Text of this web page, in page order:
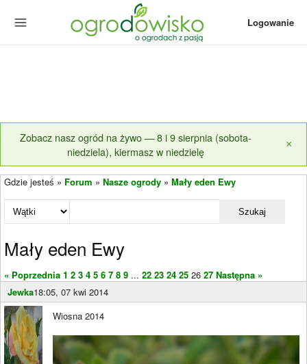
Logowanie
Zobacz nasz ogród na żywo — 8 i 9 sierpnia (sobota-
niedziela), kiermasz w niedzielę
×
Gdzie jesteś » Forum » Nasze ogrody » Mały eden Ewy
Szukaj
Mały eden Ewy
« Poprzednia 1 2 3 4 5 6 7 8 9 ... 22 23 24 25 26 27 Następna »
Jewka18:05, 07 kwi 2014
Wiosna 2014